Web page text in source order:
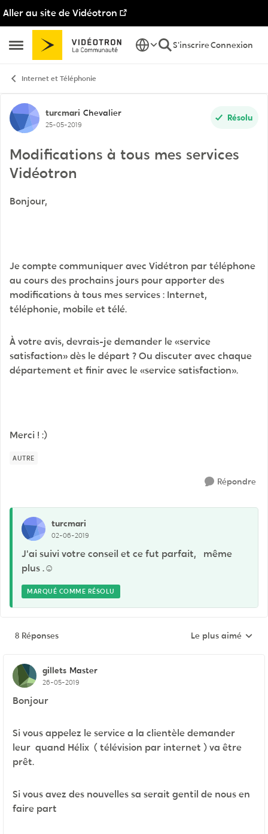
Aller au site de Vidéotron
Ouvrir Menu Latéral
Passer au contenu
S'inscrireConnexion
Internet et Téléphonie
Discussion de forum
turcmari Chevalier
25-05-2019
Résolu
Modifications à tous mes services
Vidéotron
Bonjour,
Je compte communiquer avec Vidétron par téléphone
au cours des prochains jours pour apporter des
modifications à tous mes services : Internet,
téléphonie, mobile et télé.
À votre avis, devrais-je demander le «service
satisfaction» dès le départ ? Ou discuter avec chaque
département et finir avec le «service satisfaction».
Merci ! :)
AUTRE
Répondre
turcmari
02-06-2019
J'ai suivi votre conseil et ce fut parfait, même
plus .☺
MARQUÉ COMME RÉSOLU
8 Réponses Réponses triées
Le plus aimé
gillets Master
26-05-2019
Bonjour
Si vous appelez le service a la clientèle demander
leur quand Hélix ( télévision par internet ) va être
prêt.
Si vous avez des nouvelles sa serait gentil de nous en
faire part